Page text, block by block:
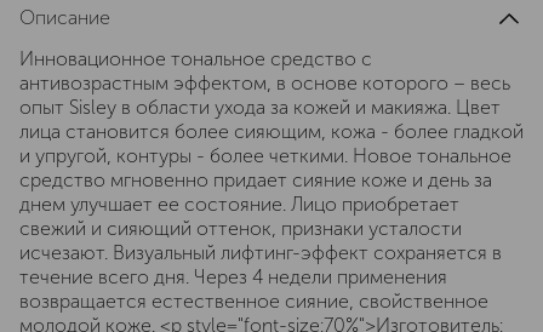
Описание
Инновационное тональное средство с
антивозрастным эффектом, в основе которого – весь
опыт Sisley в области ухода за кожей и макияжа. Цвет
лица становится более сияющим, кожа - более гладкой
и упругой, контуры - более четкими. Новое тональное
средство мгновенно придает сияние коже и день за
днем улучшает ее состояние. Лицо приобретает
свежий и сияющий оттенок, признаки усталости
исчезают. Визуальный лифтинг-эффект сохраняется в
течение всего дня. Через 4 недели применения
возвращается естественное сияние, свойственное
молодой коже. <p style="font-size:70%">Изготовитель: